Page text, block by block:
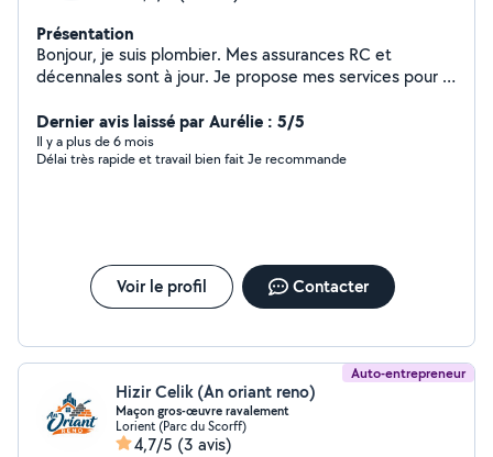
Présentation
Bonjour, je suis plombier. Mes assurances RC et
décennales sont à jour. Je propose mes services pour la
ballon d'eau chaude, wc, robinetterie etc Par ailleurs fais
également de la pose de cloisons sèches. N'hésitez pas
à me contacter pour plus d'informations.
Dernier avis laissé par Aurélie : 5/5
Il y a plus de 6 mois
Délai très rapide et travail bien fait Je recommande
Voir le profil Contacter
Auto-entrepreneur
Hizir Celik (An oriant reno)
Maçon gros-œuvre ravalement
Lorient (Parc du Scorff)
4,7/5 (3 avis)